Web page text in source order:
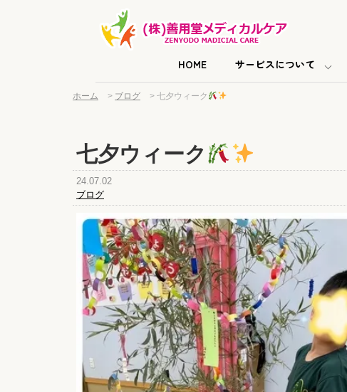
HOME サービスについて
ホーム > ブログ > 七夕ウィーク
七夕ウィーク
24.07.02
ブログ